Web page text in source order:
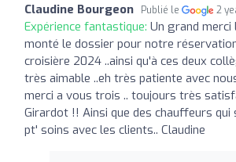
Claudine Bourgeon Publié le 2
Expérience fantastique: Un grand merci
monté le dossier pour notre
croisière 2024 ..ainsi qu'à ces deux
très aimable ..eh très patiente avec
merci a vous trois .. toujours très
Girardot !! Ainsi que des chauffeurs
pt' soins avec les clients.. Claudine